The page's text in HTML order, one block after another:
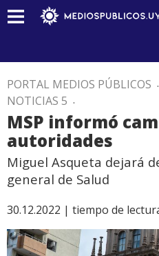
PORTAL MEDIOS PÚBLICOS .
NOTICIAS 5 .
MSP informó
autoridades
Miguel Asqueta dejará
general de Salud
30.12.2022 | tiempo de